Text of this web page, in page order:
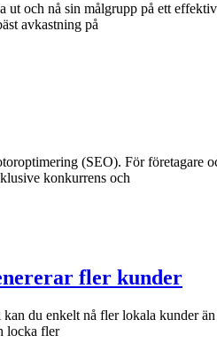
och nå sin målgrupp på ett
avkastning på
(SEO). För företagare
konkurrens och
fler kunder
du enkelt nå fler lokala kunder
locka fler